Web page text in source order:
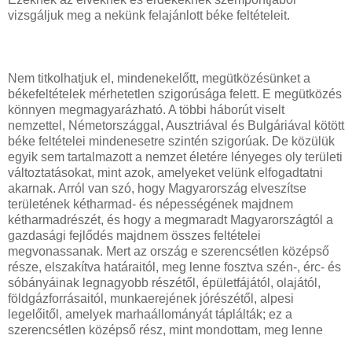
vizsgáljuk meg a nekünk felajánlott béke feltételeit.
Nem titkolhatjuk el, mindenekelőtt, megütközésünket a
békefeltételek mérhetetlen szigorúsága felett. E megütközés
könnyen megmagyarázható. A többi háborút viselt
nemzettel, Németországgal, Ausztriával és Bulgáriával kötött
béke feltételei mindenesetre szintén szigorúak. De közülük
egyik sem tartalmazott a nemzet életére lényeges oly területi
változtatásokat, mint azok, amelyeket velünk elfogadtatni
akarnak. Arról van szó, hogy Magyarország elveszítse
területének kétharmad- és népességének majdnem
kétharmadrészét, és hogy a megmaradt Magyarországtól a
gazdasági fejlődés majdnem összes feltételei
megvonassanak. Mert az ország e szerencsétlen középső
része, elszakítva határaitól, meg lenne fosztva szén-, érc- és
sóbányáinak legnagyobb részétől, épületfájától, olajától,
földgázforrásaitól, munkaerejének jórészétől, alpesi
legelőitől, amelyek marhaállományát táplálták; ez a
szerencsétlen középső rész, mint mondottam, meg lenne